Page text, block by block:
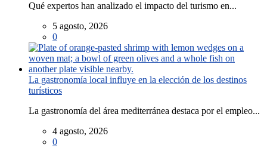
Qué expertos han analizado el impacto del turismo en...
5 agosto, 2026
0
La gastronomía local influye en la elección de los destinos
turísticos
La gastronomía del área mediterránea destaca por el empleo...
4 agosto, 2026
0